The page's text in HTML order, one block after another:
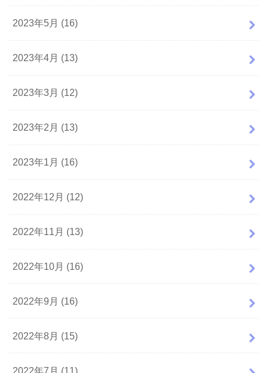
2023年5月 (16)
2023年4月 (13)
2023年3月 (12)
2023年2月 (13)
2023年1月 (16)
2022年12月 (12)
2022年11月 (13)
2022年10月 (16)
2022年9月 (16)
2022年8月 (15)
2022年7月 (11)